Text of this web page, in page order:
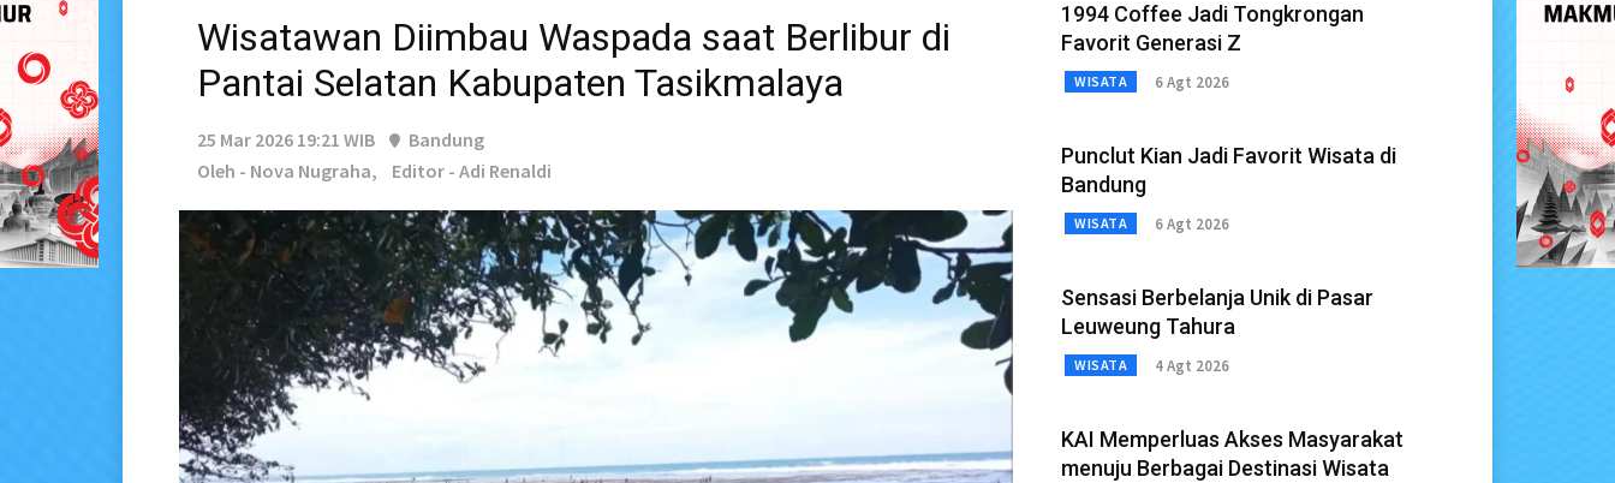
Wisatawan Diimbau Waspada saat Berlibur di
Pantai Selatan Kabupaten Tasikmalaya
25 Mar 2026 19:21 WIB
Bandung
Oleh - Nova Nugraha,
Editor - Adi Renaldi
1994 Coffee Jadi Tongkrongan
Favorit Generasi Z
WISATA 6 Agt 2026
Punclut Kian Jadi Favorit Wisata di
Bandung
WISATA 6 Agt 2026
Sensasi Berbelanja Unik di Pasar
Leuweung Tahura
WISATA 4 Agt 2026
KAI Memperluas Akses Masyarakat
menuju Berbagai Destinasi Wisata